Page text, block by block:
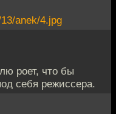
anek/4.jpg
роет, что бы
себя режиссера.